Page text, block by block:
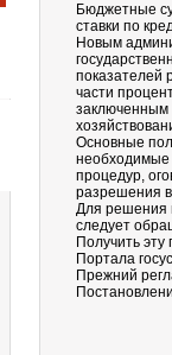
Бюджетные
ставки по
Новым
показателей
части
заключенным
Основные
необходимые
процедур,
разрешения
Для решения
следует
Получить
Портала
Прежний